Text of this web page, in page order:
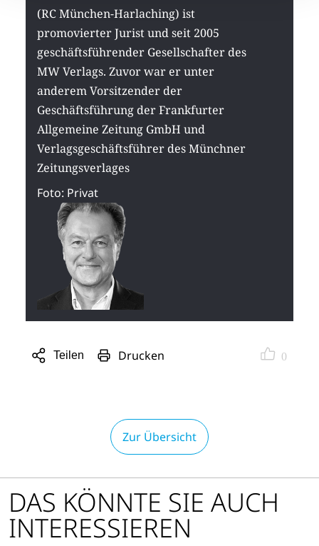
(RC München-Harlaching) ist
promovierter Jurist und seit 2005
geschäftsführender Gesellschafter des
MW Verlags. Zuvor war er unter
anderem Vorsitzender der
Geschäftsführung der Frankfurter
Allgemeine Zeitung GmbH und
Verlagsgeschäftsführer des Münchner
Zeitungsverlages
Foto: Privat
Teilen
Sharing
Drucken 0
Zur Übersicht
DAS KÖNNTE SIE AUCH
INTERESSIEREN